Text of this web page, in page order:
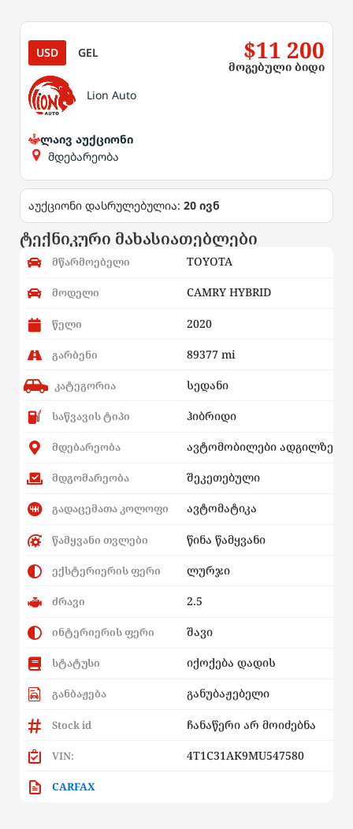
USD GEL $11 200
მოგებული ბიდი
Lion Auto
ლაივ აუქციონი
მდებარეობა
აუქციონი დასრულებულია: 20 ივნ
ტექნიკური მახასიათებლები
მწარმოებელი TOYOTA
მოდელი CAMRY HYBRID
წელი 2020
გარბენი 89377 mi
კატეგორია სედანი
საწვავის ტიპი ჰიბრიდი
მდებარეობა ავტომობილები ადგილზე
მდგომარეობა შეკეთებული
გადაცემათა კოლოფი ავტომატიკა
წამყვანი თვლები წინა წამყვანი
ექსტერიერის ფერი ლურჯი
ძრავი 2.5
ინტერიერის ფერი შავი
სტატუსი იქოქება დადის
განბაჟება განუბაჟებელი
Stock id ჩანაწერი არ მოიძებნა
VIN: 4T1C31AK9MU547580
CARFAX